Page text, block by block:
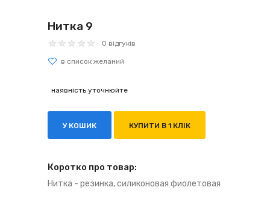
Нитка 9
0 відгуків
наявність уточнюйте
У КОШИК КУПИТИ В 1 КЛІК
Коротко про товар:
Нитка - резинка, силиконовая фиолетовая